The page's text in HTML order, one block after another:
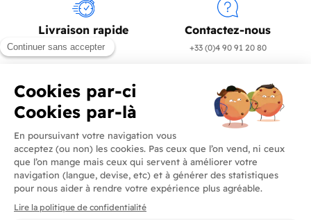
Livraison rapide
en 24/72h
Contactez-nous
+33 (0)4 90 91 20 80